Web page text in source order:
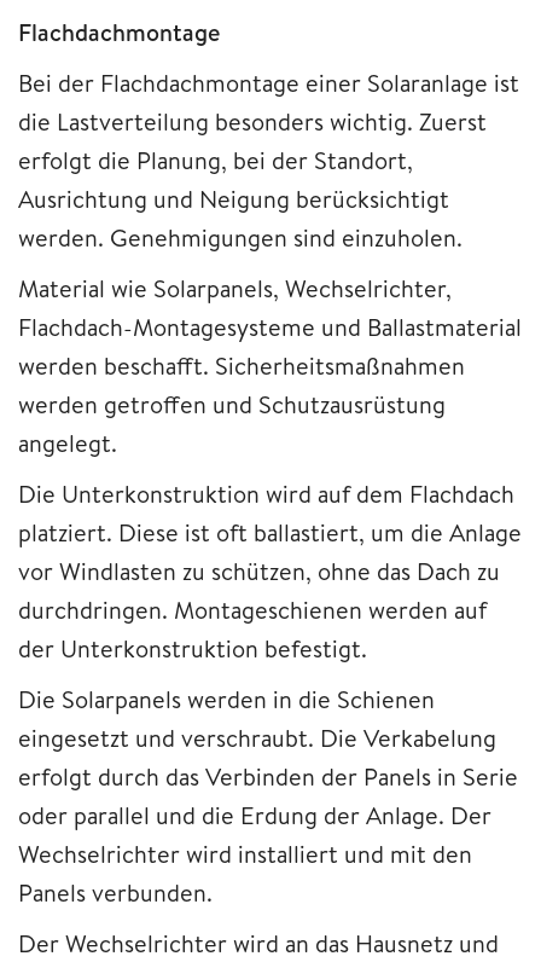
Flachdachmontage
Bei der Flachdachmontage einer Solaranlage ist
die Lastverteilung besonders wichtig. Zuerst
erfolgt die Planung, bei der Standort,
Ausrichtung und Neigung berücksichtigt
werden. Genehmigungen sind einzuholen.
Material wie Solarpanels, Wechselrichter,
Flachdach-Montagesysteme und Ballastmaterial
werden beschafft. Sicherheitsmaßnahmen
werden getroffen und Schutzausrüstung
angelegt.
Die Unterkonstruktion wird auf dem Flachdach
platziert. Diese ist oft ballastiert, um die Anlage
vor Windlasten zu schützen, ohne das Dach zu
durchdringen. Montageschienen werden auf
der Unterkonstruktion befestigt.
Die Solarpanels werden in die Schienen
eingesetzt und verschraubt. Die Verkabelung
erfolgt durch das Verbinden der Panels in Serie
oder parallel und die Erdung der Anlage. Der
Wechselrichter wird installiert und mit den
Panels verbunden.
Der Wechselrichter wird an das Hausnetz und